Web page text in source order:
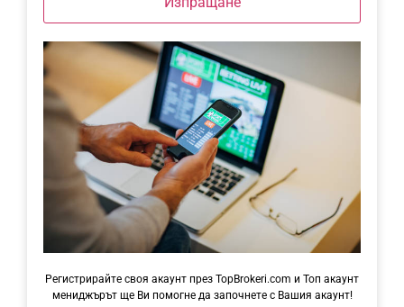
Регистрирайте своя акаунт през TopBrokeri.com и Топ акаунт
мениджърът ще Ви помогне да започнете с Вашия акаунт!